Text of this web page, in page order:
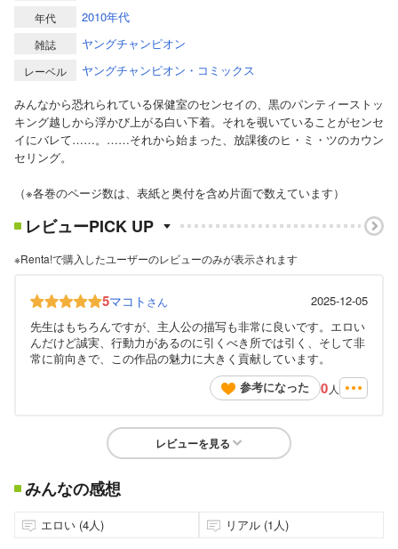
年代 2010年代
雑誌 ヤングチャンピオン
レーベル
ヤングチャンピオン・コミックス
みんなから恐れられている保健室のセンセイの、黒のパンティーストッ
キング越しから浮かび上がる白い下着。それを覗いていることがセンセ
イにバレて……。……それから始まった、放課後のヒ・ミ・ツのカウン
セリング。
（※各巻のページ数は、表紙と奥付を含め片面で数えています）
レビューPICK UP
※Renta!で購入したユーザーのレビューのみが表示されます
5マコト さん
2025-12-05
先生はもちろんですが、主人公の描写も非常に良いです。エロい
んだけど誠実、行動力があるのに引くべき所では引く、そして非
常に前向きで、この作品の魅力に大きく貢献しています。
参考になった
0 人
レビューを見る
みんなの感想
エロい (4人) リアル (1人)